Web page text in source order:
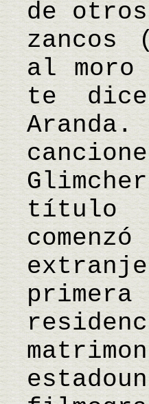
de
zancos
al moro
te
título